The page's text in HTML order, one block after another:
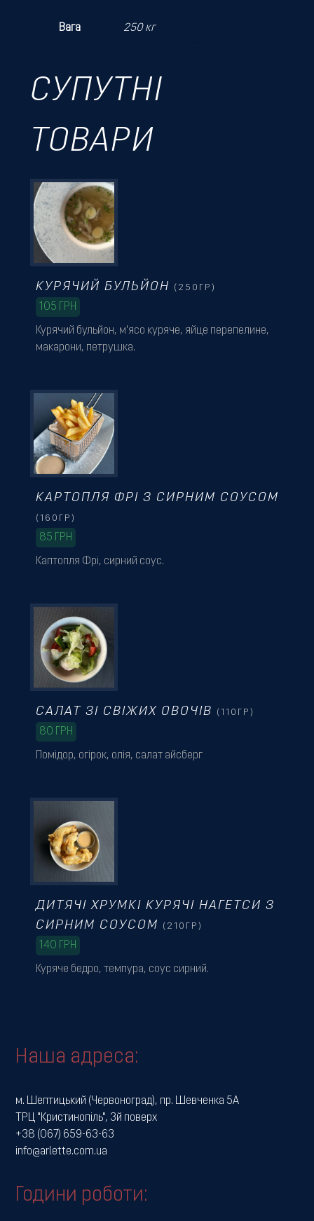
Вага 250 кг
СУПУТНІ
ТОВАРИ
Курячий бульйон, м'ясо куряче, яйце перепелине,
макарони, петрушка.
КУРЯЧИЙ БУЛЬЙОН (250ГР)
105 ГРН
Каптопля Фрі, сирний соус.
КАРТОПЛЯ ФРІ З СИРНИМ СОУСОМ
(160ГР)
85 ГРН
Помідор, огірок, олія, салат айсберг
САЛАТ ЗІ СВІЖИХ ОВОЧІВ (110ГР)
80 ГРН
Куряче бедро, темпура, соус сирний.
ДИТЯЧІ ХРУМКІ КУРЯЧІ НАГЕТСИ З
СИРНИМ СОУСОМ
(210ГР)
140 ГРН
Наша адреса:
м. Шептицький (Червоноград), пр. Шевченка 5А
ТРЦ "Кристинопіль", 3й поверх
+38 (067) 659-63-63
info@arlette.com.ua
Години роботи: